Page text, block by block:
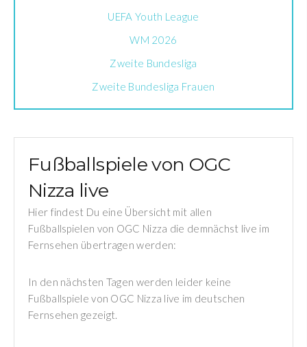
UEFA Youth League
WM 2026
Zweite Bundesliga
Zweite Bundesliga Frauen
Fußballspiele von OGC
Nizza live
Hier findest Du eine Übersicht mit allen
Fußballspielen von OGC Nizza die demnächst live im
Fernsehen übertragen werden:
In den nächsten Tagen werden leider keine
Fußballspiele von OGC Nizza live im deutschen
Fernsehen gezeigt.